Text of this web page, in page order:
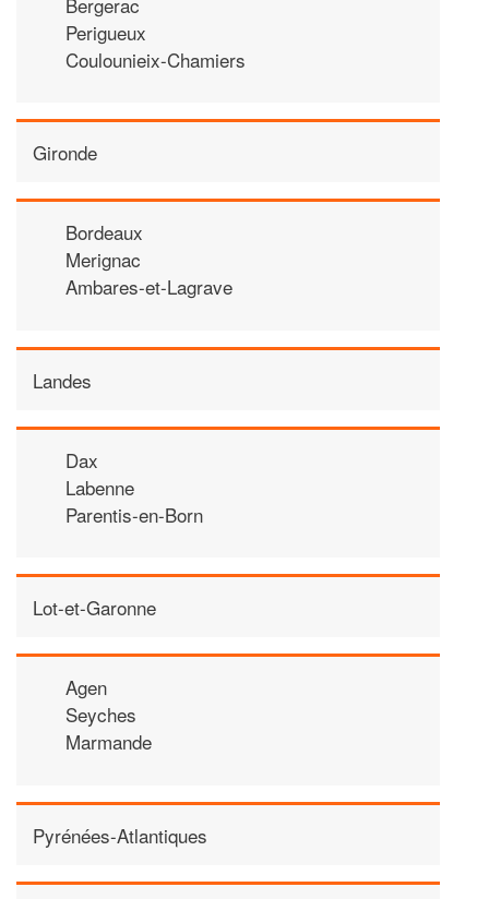
Perigueux
Coulounieix-Chamiers
Gironde
Bordeaux
Merignac
Ambares-et-Lagrave
Landes
Dax
Labenne
Parentis-en-Born
Lot-et-Garonne
Agen
Seyches
Marmande
Pyrénées-Atlantiques